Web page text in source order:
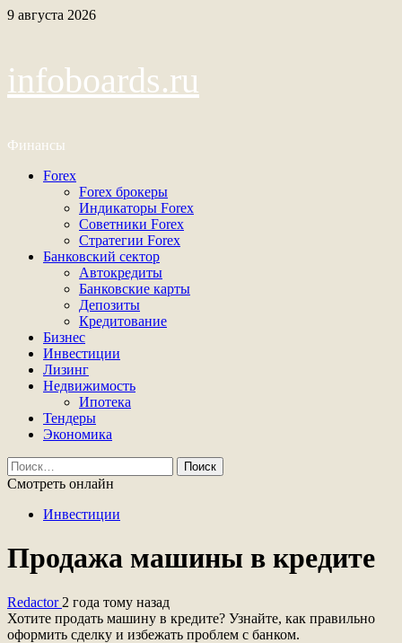
Перейти
9 августа 2026
infoboards.ru
Финансы
Основное
Forex
Forex брокеры
Индикаторы Forex
Советники Forex
Стратегии Forex
Банковский сектор
Автокредиты
Банковские карты
Депозиты
Кредитование
Бизнес
Инвестиции
Лизинг
Недвижимость
Ипотека
Тендеры
Экономика
Найти:
Смотреть онлайн
Инвестиции
Продажа машины в кредите
Redactor 2 года тому назад
Хотите продать машину в кредите? Узнайте, как правильно
оформить сделку и избежать проблем с банком.